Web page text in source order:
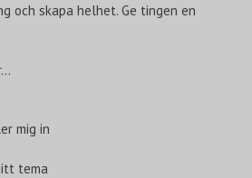
och skapa helhet. Ge tingen en
mig in
tema